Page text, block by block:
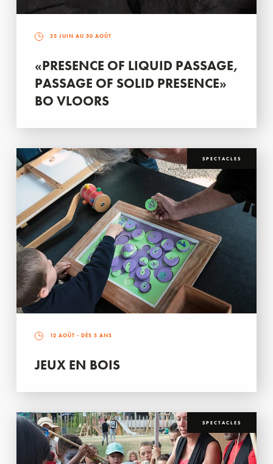
25 JUIN AU 30 AOÛT
«PRESENCE OF LIQUID PASSAGE,
PASSAGE OF SOLID PRESENCE»
BO VLOORS
SPECTACLES
12 AOÛT - DÈS 5 ANS
JEUX EN BOIS
SPECTACLES